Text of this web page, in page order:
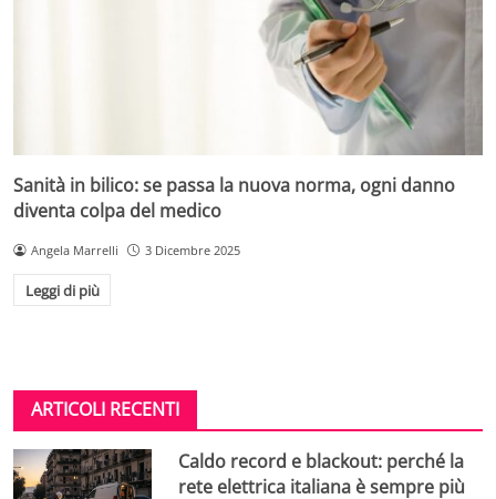
Sanità in bilico: se passa la nuova norma, ogni danno
diventa colpa del medico
Angela Marrelli 3 Dicembre 2025
Leggi di più
ARTICOLI RECENTI
Caldo record e blackout: perché la
rete elettrica italiana è sempre più